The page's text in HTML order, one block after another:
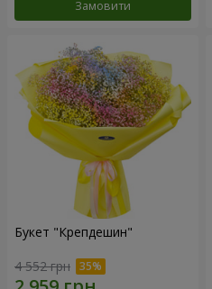
Замовити
Букет "Крепдешин"
4 552 грн